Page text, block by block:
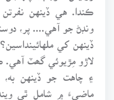
ڪندا. هي ڏينهن
ونڊڻ جو آهي.... پر،
ڏينهن کي
لاڙو مِڙيوئي گھٽ آهي.
۽ چاهت جو ڏينهن به،